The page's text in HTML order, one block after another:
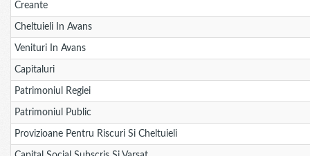
Creante
Cheltuieli In Avans
Venituri In Avans
Capitaluri
Patrimoniul Regiei
Patrimoniul Public
Provizioane Pentru Riscuri Si Cheltuieli